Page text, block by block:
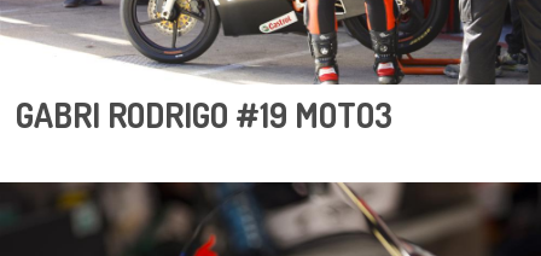
GABRI RODRIGO #19 MOTO3